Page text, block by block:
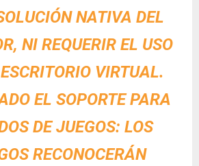
NATIVA DEL
NI REQUERIR EL USO
VIRTUAL.
EL SOPORTE PARA
DE JUEGOS: LOS
RECONOCERÁN